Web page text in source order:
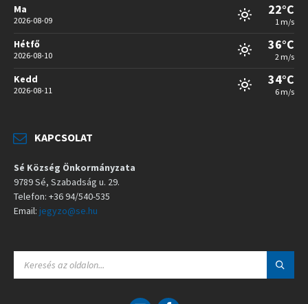
Ma
2026-08-09
22°C
1 m/s
Hétfő
2026-08-10
36°C
2 m/s
Kedd
2026-08-11
34°C
6 m/s
KAPCSOLAT
Sé Község Önkormányzata
9789 Sé, Szabadság u. 29.
Telefon: +36 94/540-535
Email: jegyzo@se.hu
A